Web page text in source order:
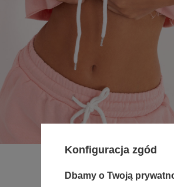
Konfiguracja zgód
Dbamy o Twoją